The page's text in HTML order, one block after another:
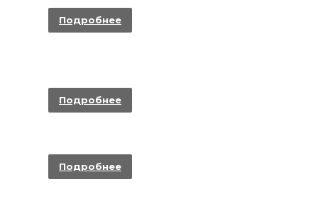
Подробнее
Подробнее
Подробнее